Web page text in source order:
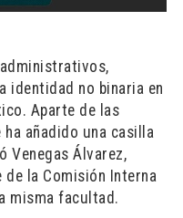
identidad no binaria en
Aparte de las
añadido una casilla
Venegas Álvarez,
la Comisión Interna
misma facultad.